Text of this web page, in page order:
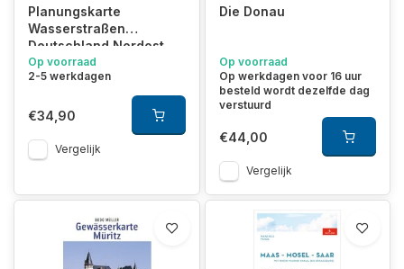
Planungskarte
Wasserstraßen
Deutschland Nordost
Op voorraad
2-5 werkdagen
€34,90
Vergelijk
Die Donau
Op voorraad
Op werkdagen voor 16 uur
besteld wordt dezelfde dag
verstuurd
€44,00
Vergelijk